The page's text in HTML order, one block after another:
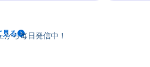
ら毎日発信中！
見る